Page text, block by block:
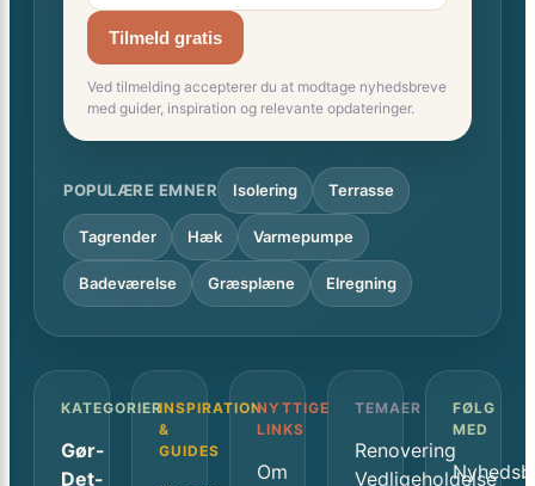
Tilmeld gratis
Ved tilmelding accepterer du at modtage nyhedsbreve
med guider, inspiration og relevante opdateringer.
POPULÆRE EMNER Isolering Terrasse
Tagrender Hæk Varmepumpe
Badeværelse Græsplæne Elregning
KATEGORIER
Gør-
Det-
INSPIRATION
&
GUIDES
NYTTIGE
LINKS
Om
TEMAER
Renovering
Vedligeholdelse
FØLG
MED